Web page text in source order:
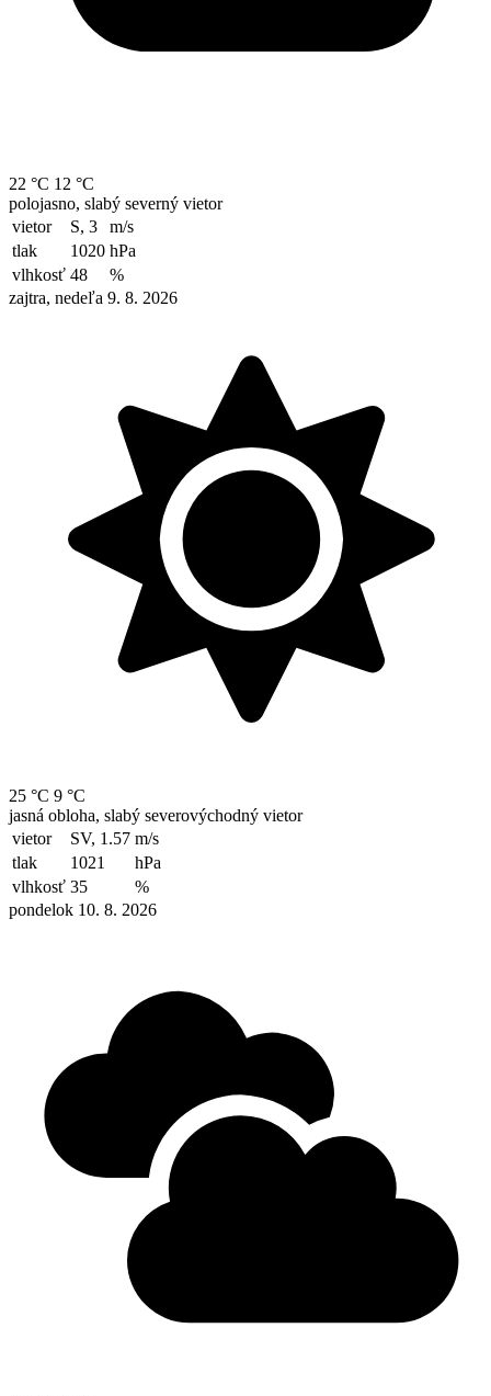
22 °C 12 °C
polojasno, slabý severný vietor
vietor
S, 3
m/s
tlak
1020 hPa
vlhkosť 48
%
zajtra, nedeľa 9. 8. 2026
25 °C 9 °C
jasná obloha, slabý severovýchodný vietor
vietor
SV, 1.57 m/s
tlak
1021
hPa
vlhkosť 35
%
pondelok 10. 8. 2026